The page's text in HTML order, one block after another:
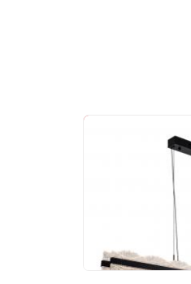
Подвесной
Modestyle
MS.9525.1200
41 000 руб.
38 130